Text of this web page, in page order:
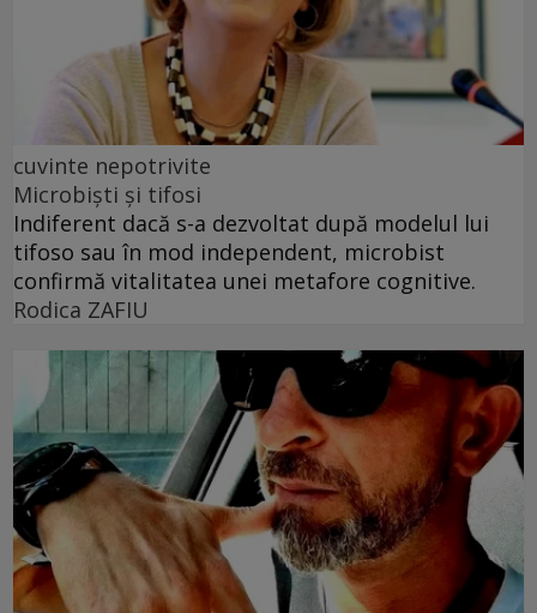
cuvinte nepotrivite
Microbiști și tifosi
Indiferent dacă s-a dezvoltat după modelul lui
tifoso sau în mod independent, microbist
confirmă vitalitatea unei metafore cognitive.
Rodica ZAFIU